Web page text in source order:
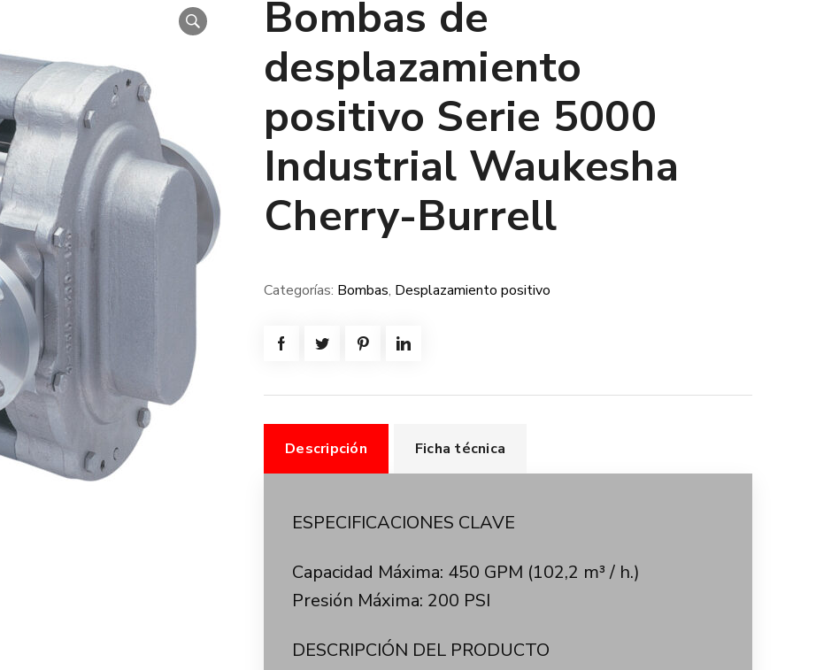
Bombas de
desplazamiento
positivo Serie 5000
Industrial Waukesha
Cherry-Burrell
Categorías: Bombas, Desplazamiento positivo
Descripción Ficha técnica
ESPECIFICACIONES CLAVE
Capacidad Máxima: 450 GPM (102,2 m³ / h.)
Presión Máxima: 200 PSI
DESCRIPCIÓN DEL PRODUCTO